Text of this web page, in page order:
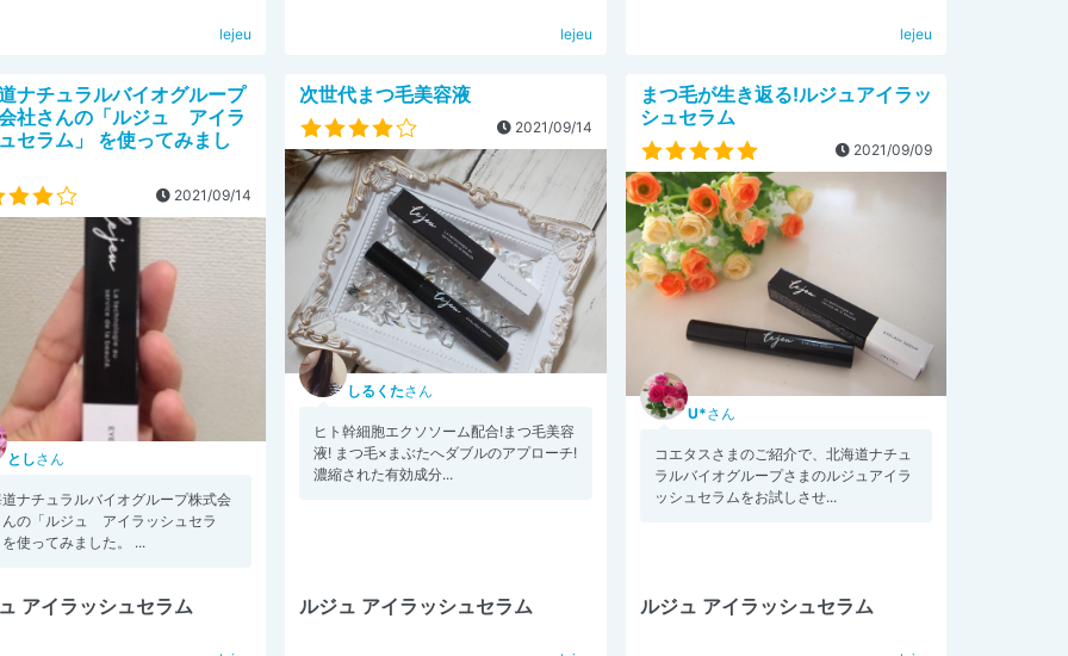
lejeu lejeu lejeu
ナチュラルバイオグループ
社さんの「ルジュ アイラ
セラム」 を使ってみまし
2021/09/14
としさん
ナチュラルバイオグループ株式会
んの「ルジュ アイラッシュセラ
使ってみました。 ...
アイラッシュセラム
次世代まつ毛美容液
2021/09/14
しるくたさん
ヒト幹細胞エクソソーム配合!まつ毛美容
液! まつ毛×まぶたへダブルのアプローチ!
濃縮された有効成分...
ルジュ アイラッシュセラム
まつ毛が生き返る!ルジュアイラッ
シュセラム
2021/09/09
U*さん
コエタスさまのご紹介で、北海道ナチュ
ラルバイオグループさまのルジュアイラ
ッシュセラムをお試しさせ...
ルジュ アイラッシュセラム